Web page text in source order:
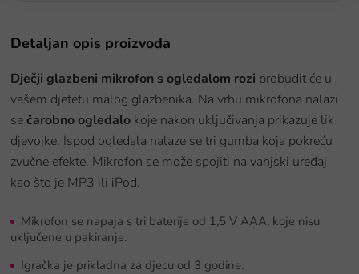
Detaljan opis proizvoda
Dječji glazbeni mikrofon s ogledalom rozi probudit će u
vašem djetetu malog glazbenika. Na vrhu mikrofona nalazi
sečarobno ogledalo koje nakon uključivanja prikazuje lik
djevojke. Ispod ogledala nalaze se tri gumba koja pokreću
zvučne efekte. Mikrofon se može spojiti na vanjski uređaj
kao što je MP3 ili iPod.
Mikrofon se napaja s tri baterije od 1,5 V AAA, koje nisu
uključene u pakiranje.
Igračka je prikladna za djecu od 3 godine.